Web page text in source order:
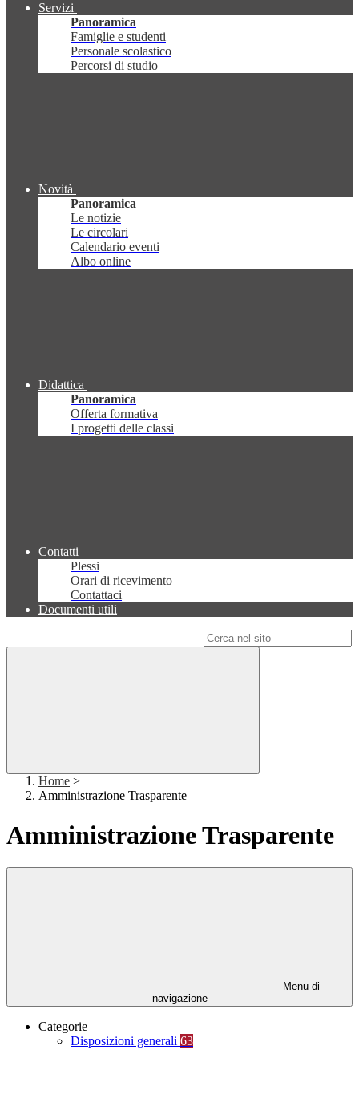
Servizi
Panoramica
Famiglie e studenti
Personale scolastico
Percorsi di studio
Novità
Panoramica
Le notizie
Le circolari
Calendario eventi
Albo online
Didattica
Panoramica
Offerta formativa
I progetti delle classi
Contatti
Plessi
Orari di ricevimento
Contattaci
Documenti utili
Home >
Amministrazione Trasparente
Amministrazione Trasparente
Menu di
navigazione
Categorie
Disposizioni generali 63